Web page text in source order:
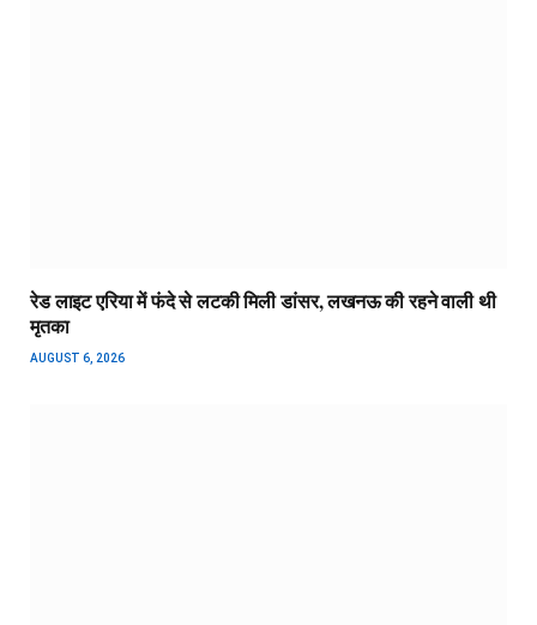
रेड लाइट एरिया में फंदे से लटकी मिली डांसर, लखनऊ की रहने वाली थी
मृतका
AUGUST 6, 2026